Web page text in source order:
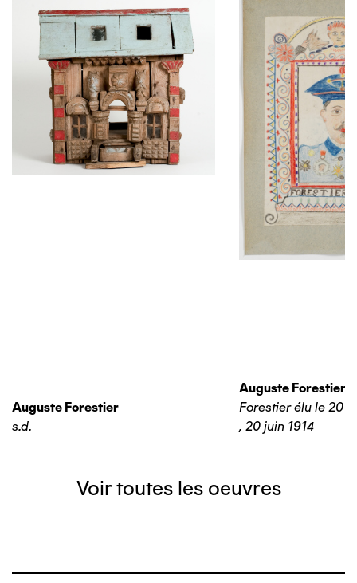
Auguste Forestier
s.d.
Auguste Forestier
Forestier élu le 20
, 20 juin 1914
Voir toutes les oeuvres